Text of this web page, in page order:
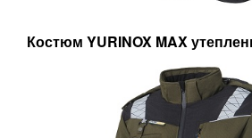
Костюм YURINOX MAX